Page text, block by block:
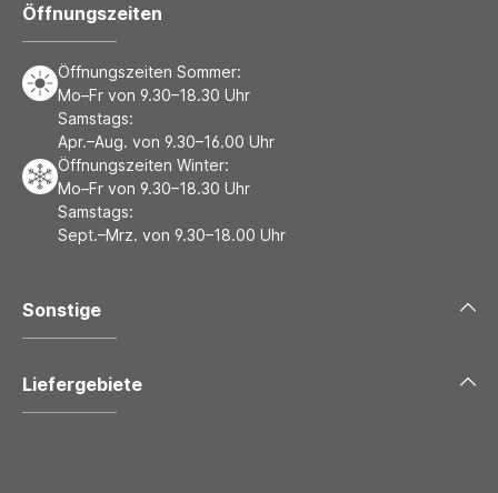
Öffnungszeiten
Öffnungszeiten Sommer:
Mo–Fr von 9.30–18.30 Uhr
Samstags:
Apr.–Aug. von 9.30–16.00 Uhr
Öffnungszeiten Winter:
Mo–Fr von 9.30–18.30 Uhr
Samstags:
Sept.–Mrz. von 9.30–18.00 Uhr
Sonstige
Liefergebiete